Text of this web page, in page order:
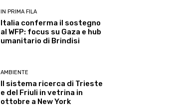
IN PRIMA FILA
Italia conferma il sostegno
al WFP: focus su Gaza e hub
umanitario di Brindisi
AMBIENTE
Il sistema ricerca di Trieste
e del Friuli in vetrina in
ottobre a New York